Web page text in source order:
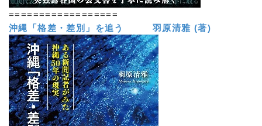
==================
沖縄「格差・差別」を追う 羽原清雅 (著)